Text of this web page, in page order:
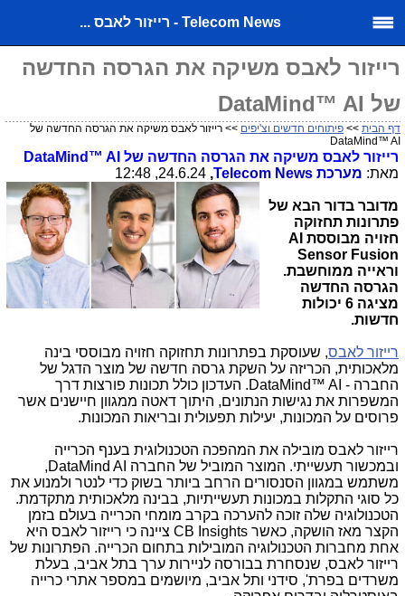
Telecom News - רייזור לאבס ...
רייזור לאבס משיקה את הגרסה החדשה
של DataMind™ AI
דף הבית >> פיתוחים חדשים וצ'יפים >> רייזור לאבס משיקה את הגרסה החדשה של
DataMind™ AI
רייזור לאבס משיקה את הגרסה החדשה של DataMind™ AI
מאת: מערכת Telecom News
,
מדובר בדור הבא של
פתרונות תחזוקה
חזויה מבוססת AI
Sensor Fusion
וראייה ממוחשבת.
הגרסה החדשה
מציגה 6 יכולות
חדשות.
רייזור לאבס, שעוסקת בפתרונות תחזוקה חזויה מבוססי בינה
מלאכותית, הכריזה על השקת גרסה חדשה של מוצר הדגל של
החברה - DataMind™ AI. העדכון כולל תכונות פורצות דרך
המשפרות את נגישות הנתונים, היתוך דאטה ממגוון חיישנים אשר
פרוסים על המכונות, יעילות תפעולית ובריאות המכונות.
רייזור לאבס מובילה את המהפכה הטכנולוגית בענף הכרייה
ובמכשור תעשייתי. המוצר המוביל של החברה DataMind AI
,
משתמש במגוון הסנסורים הרחב ביותר בשוק כדי לנטר ולמנוע את
כל סוגי התקלות במכונות תעשייתיות, בבינה מלאכותית מתקדמת.
הטכנולוגיה שלה זוכה להערכה בקרב מומחי הכרייה בעולם בזמן
הקצר מאז הושקה, כאשר CB Insights ציינה כי רייזור לאבס היא
אחת מחברות הטכנולוגיה המובילות בתחום הכרייה. הפתרונות של
רייזור לאבס, שנסחרת בבורסה לניירות ערך בתל אביב, בעלת
משרדים בפרת', סידני ותל אביב, מיושמים במספר אתרי כרייה